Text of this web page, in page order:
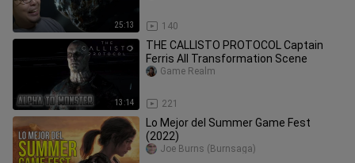
25:13 140
13:14
THE CALLISTO PROTOCOL Captain
Ferris All Transformation Scene
221
Game Realm
Lo Mejor del Summer Game Fest
(2022)
Joe Burns (Burnsaga)